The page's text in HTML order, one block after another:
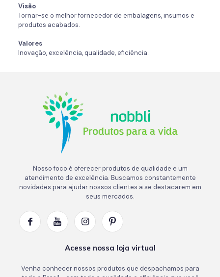
Visão
Tornar-se o melhor fornecedor de embalagens, insumos e
produtos acabados.
Valores
Inovação, excelência, qualidade, eficiência.
Nosso foco é oferecer produtos de qualidade e um
atendimento de excelência. Buscamos constantemente
novidades para ajudar nossos clientes a se destacarem em
seus mercados.
Acesse nossa loja virtual
Venha conhecer nossos produtos que despachamos para